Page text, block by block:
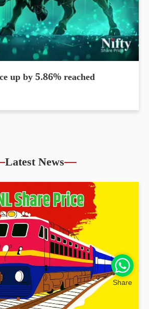
up by 5.86% reached
Latest News
Share